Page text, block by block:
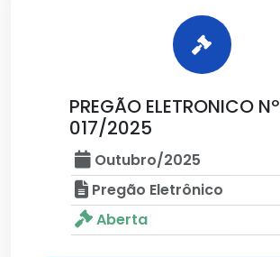
PREGÃO ELETRONICO Nº
017/2025
Outubro/2025
Pregão Eletrônico
Aberta